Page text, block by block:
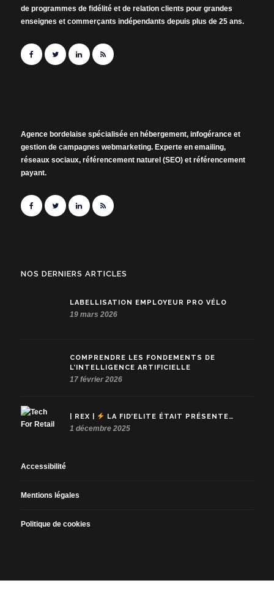
de programmes de fidélité et de relation clients pour grandes
enseignes et commerçants indépendants depuis plus de 25 ans.
Agence bordelaise spécialisée en hébergement, infogérance et
gestion de campagnes webmarketing. Experte en emailing,
réseaux sociaux, référencement naturel (SEO) et référencement
payant.
NOS DERNIERS ARTICLES
LABELLISATION EMPLOYEUR PRO VÉLO
19 mars 2026
COMPRENDRE LES FONDEMENTS DE
L’INTELLIGENCE ARTIFICIELLE
17 février 2026
| REX | LA FID’ELITE ÉTAIT PRÉSENTE…
1 décembre 2025
Accessibilité
Mentions légales
Politique de cookies